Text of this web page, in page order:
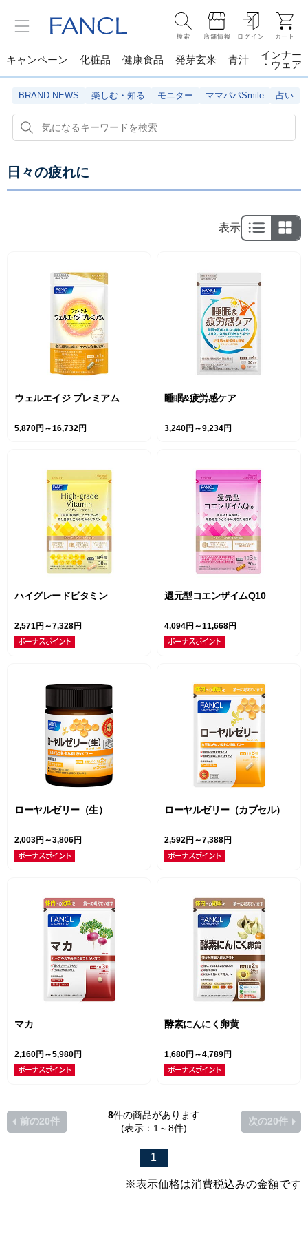
検索 店舗情報 ログイン カート
キャンペーン 化粧品 健康食品 発芽玄米 青汁
インナー
・ウェア
BRAND NEWS 楽しむ・知る モニター ママパパSmile 占い
日々の疲れに
表示
ウェルエイジ プレミアム
5,870円～16,732円
睡眠&疲労感ケア
3,240円～9,234円
ハイグレードビタミン
2,571円～7,328円
還元型コエンザイムQ10
4,094円～11,668円
ローヤルゼリー（生）
2,003円～3,806円
ローヤルゼリー（カプセル）
2,592円～7,388円
マカ
2,160円～5,980円
酵素にんにく卵黄
1,680円～4,789円
8件の商品があります
(表示：1～8件)
前の20件
1
次の20件
※表示価格は消費税込みの金額です